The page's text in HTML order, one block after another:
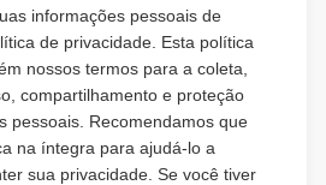
informações pessoais de
de privacidade. Esta política
nossos termos para a coleta,
compartilhamento e proteção
pessoais. Recomendamos que
na íntegra para ajudá-lo a
sua privacidade. Se você tiver